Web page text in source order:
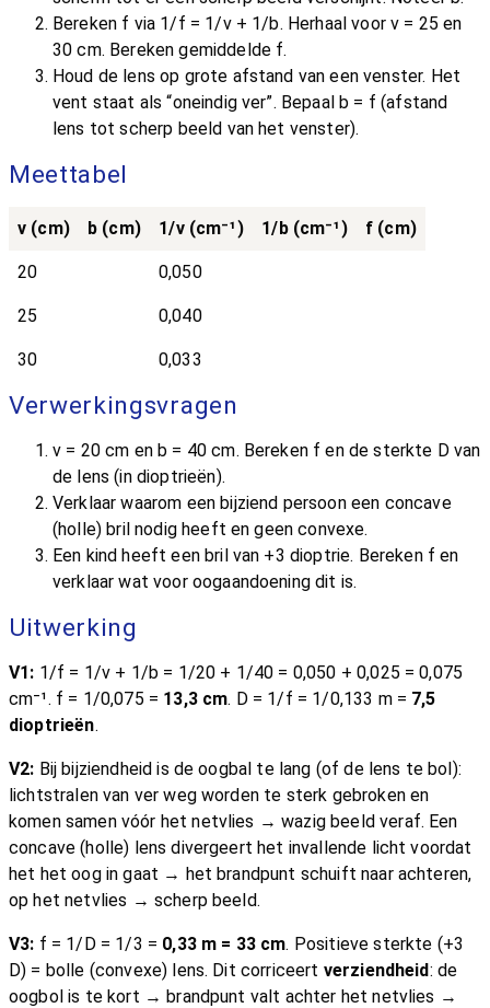
Bereken f via 1/f = 1/v + 1/b. Herhaal voor v = 25 en
30 cm. Bereken gemiddelde f.
Houd de lens op grote afstand van een venster. Het
vent staat als “oneindig ver”. Bepaal b = f (afstand
lens tot scherp beeld van het venster).
Meettabel
v (cm) b (cm) 1/v (cm⁻¹) 1/b (cm⁻¹) f (cm)
20 0,050
25 0,040
30 0,033
Verwerkingsvragen
v = 20 cm en b = 40 cm. Bereken f en de sterkte D van
de lens (in dioptrieën).
Verklaar waarom een bijziend persoon een concave
(holle) bril nodig heeft en geen convexe.
Een kind heeft een bril van +3 dioptrie. Bereken f en
verklaar wat voor oogaandoening dit is.
Uitwerking
V1: 1/f = 1/v + 1/b = 1/20 + 1/40 = 0,050 + 0,025 = 0,075
cm⁻¹. f = 1/0,075 = 13,3 cm. D = 1/f = 1/0,133 m = 7,5
dioptrieën.
V2: Bij bijziendheid is de oogbal te lang (of de lens te bol):
lichtstralen van ver weg worden te sterk gebroken en
komen samen vóór het netvlies → wazig beeld veraf. Een
concave (holle) lens divergeert het invallende licht voordat
het het oog in gaat → het brandpunt schuift naar achteren,
op het netvlies → scherp beeld.
V3: f = 1/D = 1/3 = 0,33 m = 33 cm. Positieve sterkte (+3
D) = bolle (convexe) lens. Dit corriceert verziendheid: de
oogbol is te kort → brandpunt valt achter het netvlies →